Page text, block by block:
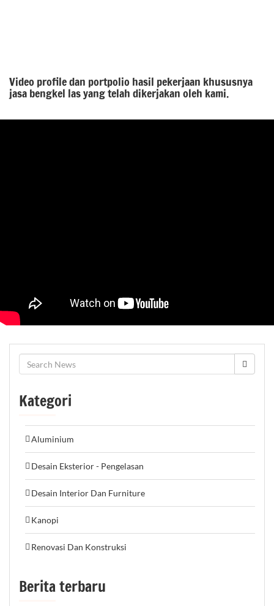
Video profile dan portpolio hasil pekerjaan khususnya
jasa bengkel las yang telah dikerjakan oleh kami.
Kategori
Aluminium
Desain Eksterior - Pengelasan
Desain Interior Dan Furniture
Kanopi
Renovasi Dan Konstruksi
Berita terbaru